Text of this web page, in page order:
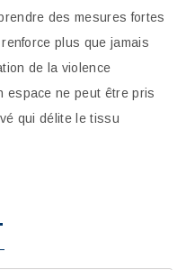
des mesures fortes
plus que jamais
de la violence
espace ne peut être pris
qui délite le tissu